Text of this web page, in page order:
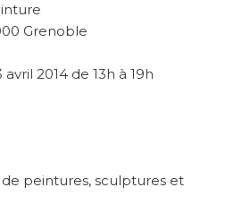
Grenoble
avril 2014 de 13h à 19h
peintures, sculptures et